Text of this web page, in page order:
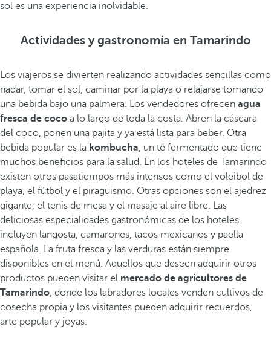
sol es una experiencia inolvidable.
Actividades y gastronomía en Tamarindo
Los viajeros se divierten realizando actividades sencillas como
nadar, tomar el sol, caminar por la playa o relajarse tomando
una bebida bajo una palmera. Los vendedores ofrecen agua
fresca de coco a lo largo de toda la costa. Abren la cáscara
del coco, ponen una pajita y ya está lista para beber. Otra
bebida popular es la kombucha, un té fermentado que tiene
muchos beneficios para la salud. En los hoteles de Tamarindo
existen otros pasatiempos más intensos como el voleibol de
playa, el fútbol y el piragüismo. Otras opciones son el ajedrez
gigante, el tenis de mesa y el masaje al aire libre. Las
deliciosas especialidades gastronómicas de los hoteles
incluyen langosta, camarones, tacos mexicanos y paella
española. La fruta fresca y las verduras están siempre
disponibles en el menú. Aquellos que deseen adquirir otros
productos pueden visitar el mercado de agricultores de
Tamarindo, donde los labradores locales venden cultivos de
cosecha propia y los visitantes pueden adquirir recuerdos,
arte popular y joyas.